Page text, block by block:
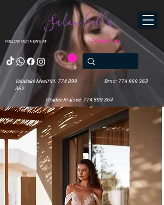
FOLLOW OUR NEWS AT
Salon Bella
Valašské Meziříčí: 774 899
362
Brno: 774 899 363
Hradec Králové: 774 899 364
Přihlásit se